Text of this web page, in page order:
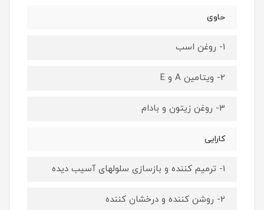
حاوی
1- روغن اسب
2- ویتامین A و E
3- روغن زیتون و بادام
کارایی
1- ترمیم کننده و بازسازی سلولهای آسیب دیده
2- روشن کننده و درخشان کننده